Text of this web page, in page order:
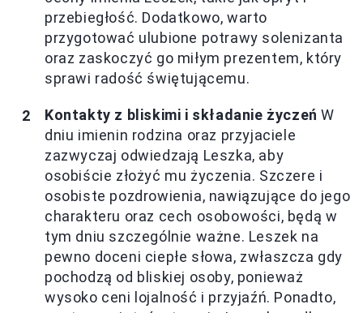
przebiegłość. Dodatkowo, warto
przygotować ulubione potrawy solenizanta
oraz zaskoczyć go miłym prezentem, który
sprawi radość świętującemu.
Kontakty z bliskimi i składanie życzeń W
dniu imienin rodzina oraz przyjaciele
zazwyczaj odwiedzają Leszka, aby
osobiście złożyć mu życzenia. Szczere i
osobiste pozdrowienia, nawiązujące do jego
charakteru oraz cech osobowości, będą w
tym dniu szczególnie ważne. Leszek na
pewno doceni ciepłe słowa, zwłaszcza gdy
pochodzą od bliskiej osoby, ponieważ
wysoko ceni lojalność i przyjaźń. Ponadto,